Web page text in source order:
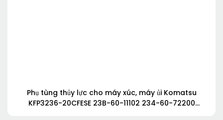
Phụ tùng thủy lực cho máy xúc, máy ủi Komatsu
KFP3236-20CFESE 23B-60-11102 234-60-72200